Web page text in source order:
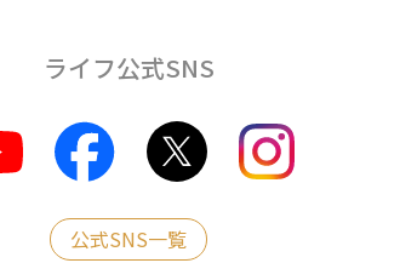
ライフ公式SNS
公式SNS一覧